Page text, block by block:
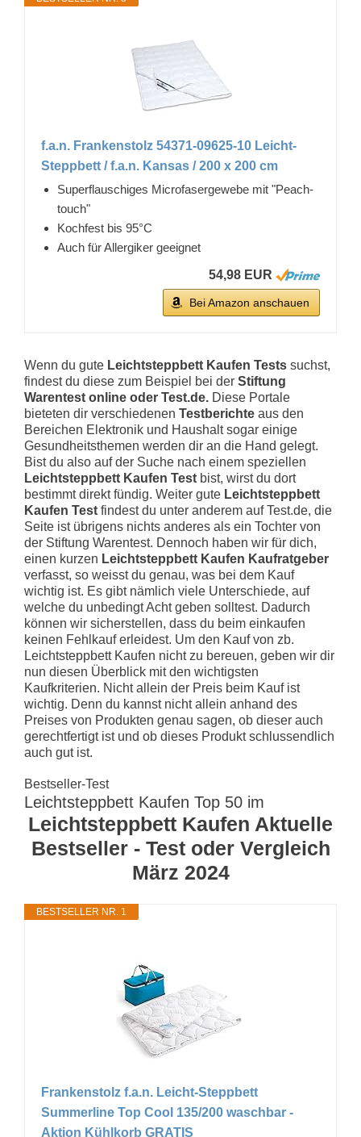
f.a.n. Frankenstolz 54371-09625-10 Leicht-
Steppbett / f.a.n. Kansas / 200 x 200 cm
Superflauschiges Microfasergewebe mit "Peach-
touch"
Kochfest bis 95°C
Auch für Allergiker geeignet
54,98 EUR
Bei Amazon anschauen
Wenn du gute Leichtsteppbett Kaufen Tests suchst,
findest du diese zum Beispiel bei der Stiftung
Warentest online oder Test.de. Diese Portale
bieteten dir verschiedenen Testberichte aus den
Bereichen Elektronik und Haushalt sogar einige
Gesundheitsthemen werden dir an die Hand gelegt.
Bist du also auf der Suche nach einem speziellen
Leichtsteppbett Kaufen Test bist, wirst du dort
bestimmt direkt fündig. Weiter gute Leichtsteppbett
Kaufen Test findest du unter anderem auf Test.de, die
Seite ist übrigens nichts anderes als ein Tochter von
der Stiftung Warentest. Dennoch haben wir für dich,
einen kurzen Leichtsteppbett Kaufen Kaufratgeber
verfasst, so weisst du genau, was bei dem Kauf
wichtig ist. Es gibt nämlich viele Unterschiede, auf
welche du unbedingt Acht geben solltest. Dadurch
können wir sicherstellen, dass du beim einkaufen
keinen Fehlkauf erleidest. Um den Kauf von zb.
Leichtsteppbett Kaufen nicht zu bereuen, geben wir dir
nun diesen Überblick mit den wichtigsten
Kaufkriterien. Nicht allein der Preis beim Kauf ist
wichtig. Denn du kannst nicht allein anhand des
Preises von Produkten genau sagen, ob dieser auch
gerechtfertigt ist und ob dieses Produkt schlussendlich
auch gut ist.
Bestseller-Test
Leichtsteppbett Kaufen Top 50 im
Leichtsteppbett Kaufen Aktuelle
Bestseller - Test oder Vergleich
März 2024
BESTSELLER NR. 1
Frankenstolz f.a.n. Leicht-Steppbett
Summerline Top Cool 135/200 waschbar -
Aktion Kühlkorb GRATIS